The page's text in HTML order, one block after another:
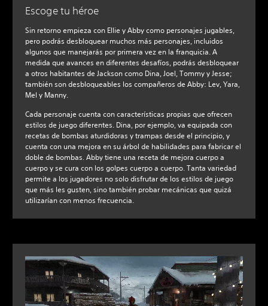
Escoge tu héroe
Sin retorno empieza con Ellie y Abby como personajes jugables,
pero podrás desbloquear muchos más personajes, incluidos
algunos que manejarás por primera vez en la franquicia. A
medida que avances en diferentes desafíos, podrás desbloquear
a otros habitantes de Jackson como Dina, Joel, Tommy y Jesse;
también son desbloqueables los compañeros de Abby: Lev, Yara,
Mel y Manny.
Cada personaje cuenta con características propias que ofrecen
estilos de juego diferentes. Dina, por ejemplo, va equipada con
recetas de bombas aturdidoras y trampas desde el principio, y
cuenta con una mejora en su árbol de habilidades para fabricar el
doble de bombas. Abby tiene una receta de mejora cuerpo a
cuerpo y se cura con los golpes cuerpo a cuerpo. Tanta variedad
permite a los jugadores no solo disfrutar de los estilos de juego
que más les gusten, sino también probar mecánicas que quizá
utilizarían con menos frecuencia.